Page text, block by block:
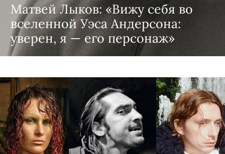
Матвей Лыков: «Вижу себя во
вселенной Уэса Андерсона:
уверен, я — его персонаж»